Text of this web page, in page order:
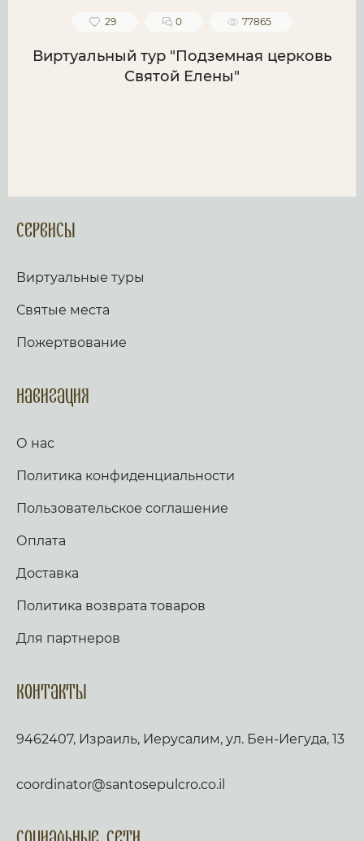
29 0 77865
Виртуальный тур "Подземная церковь
Святой Елены"
Сервисы
Виртуальные туры
Святые места
Пожертвование
Навигация
О нас
Политика конфиденциальности
Пользовательское соглашение
Оплата
Доставка
Политика возврата товаров
Для партнеров
Контакты
9462407, Израиль, Иерусалим, ул. Бен-Иегуда, 13
coordinator@santosepulcro.co.il